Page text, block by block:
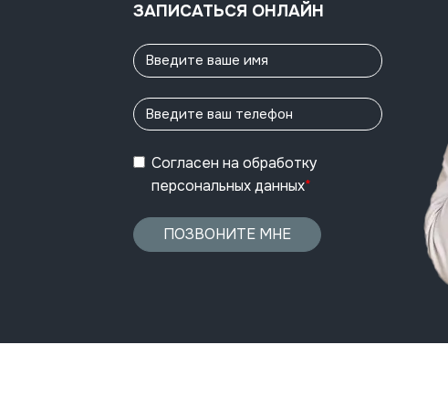
ЗАПИСАТЬСЯ ОНЛАЙН
Согласен на обработку
персональных данных*
ПОЗВОНИТЕ МНЕ